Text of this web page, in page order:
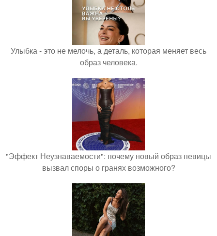
Улыбка - это не мелочь, а деталь, которая меняет весь
образ человека.
"Эффект Неузнаваемости": почему новый образ певицы
вызвал споры о гранях возможного?